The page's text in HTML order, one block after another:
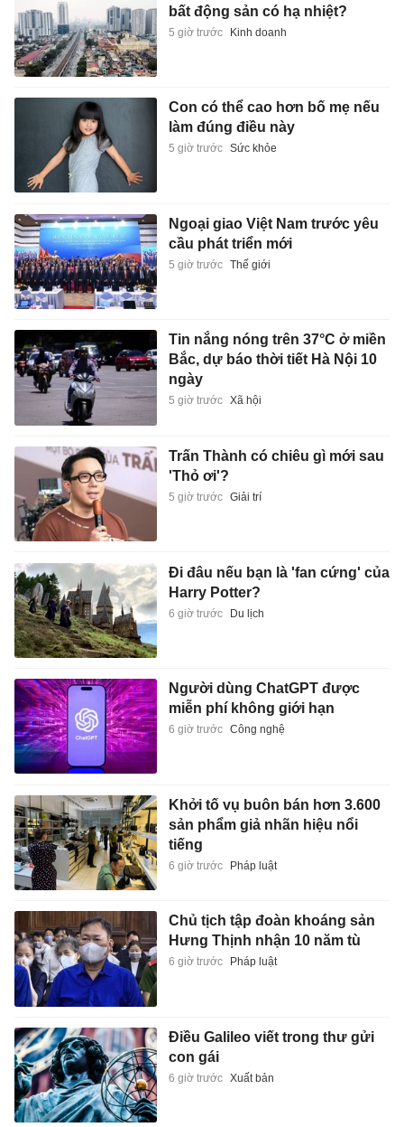
bất động sản có hạ nhiệt?
5 giờ trước Kinh doanh
Con có thể cao hơn bố mẹ nếu
làm đúng điều này
5 giờ trước Sức khỏe
Ngoại giao Việt Nam trước yêu
cầu phát triển mới
5 giờ trước Thế giới
Tin nắng nóng trên 37°C ở miền
Bắc, dự báo thời tiết Hà Nội 10
ngày
5 giờ trước Xã hội
Trấn Thành có chiêu gì mới sau
'Thỏ ơi'?
5 giờ trước Giải trí
Đi đâu nếu bạn là 'fan cứng' của
Harry Potter?
6 giờ trước Du lịch
Người dùng ChatGPT được
miễn phí không giới hạn
6 giờ trước Công nghệ
Khởi tố vụ buôn bán hơn 3.600
sản phẩm giả nhãn hiệu nổi
tiếng
6 giờ trước Pháp luật
Chủ tịch tập đoàn khoáng sản
Hưng Thịnh nhận 10 năm tù
6 giờ trước Pháp luật
Điều Galileo viết trong thư gửi
con gái
6 giờ trước Xuất bản